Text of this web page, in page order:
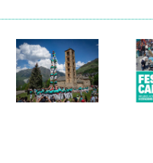
Castellers
Vilafranca
organitzen
la segona
edició de
Festa
Canalla, un